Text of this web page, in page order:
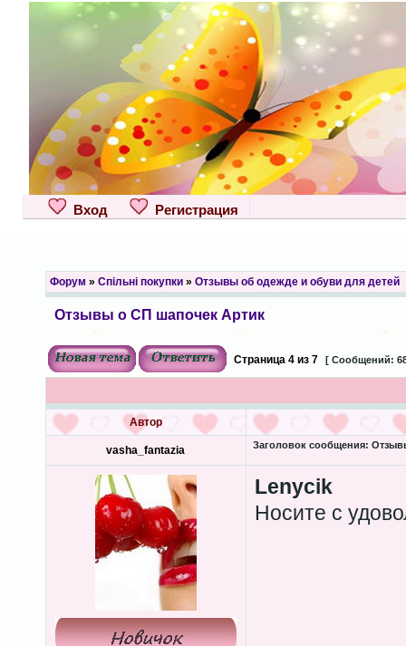
Вход Регистрация
Форум » Спільні покупки» Отзывы об одежде и обуви для детей
Отзывы о СП шапочек Артик
Страница 4из 7 [ Сообщений:
Автор
vasha_fantazia Заголовок сообщения:
Lenycik
Носите с